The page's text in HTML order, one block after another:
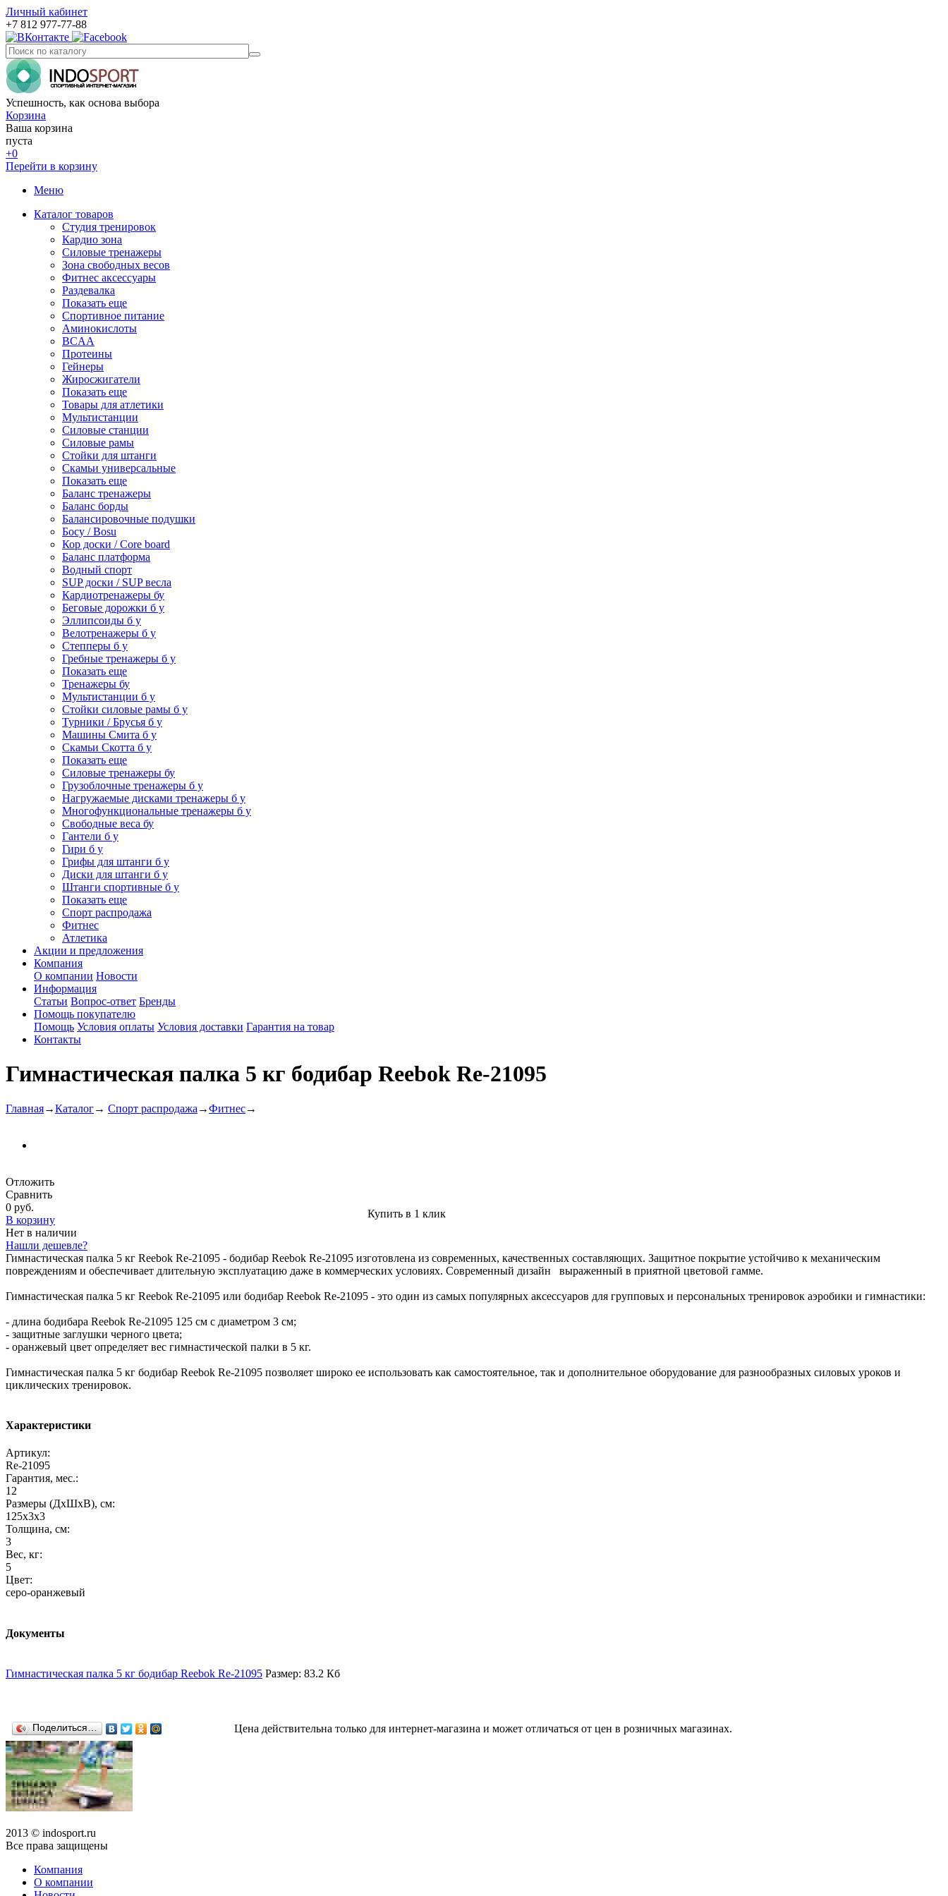
Личный кабинет
+7 812 977-77-88
Успешность, как основа выбора
Корзина
Ваша корзина
пуста
+0
Перейти в корзину
Меню
Каталог товаров
Студия тренировок
Кардио зона
Силовые тренажеры
Зона свободных весов
Фитнес аксессуары
Раздевалка
Показать еще
Спортивное питание
Аминокислоты
BCAA
Протеины
Гейнеры
Жиросжигатели
Показать еще
Товары для атлетики
Мультистанции
Силовые станции
Силовые рамы
Стойки для штанги
Скамьи универсальные
Показать еще
Баланс тренажеры
Баланс борды
Балансировочные подушки
Босу / Bosu
Кор доски / Core board
Баланс платформа
Водный спорт
SUP доски / SUP весла
Кардиотренажеры бу
Беговые дорожки б у
Эллипсоиды б у
Велотренажеры б у
Степперы б у
Гребные тренажеры б у
Показать еще
Тренажеры бу
Мультистанции б у
Стойки силовые рамы б у
Турники / Брусья б у
Машины Смита б у
Скамьи Скотта б у
Показать еще
Силовые тренажеры бу
Грузоблочные тренажеры б у
Нагружаемые дисками тренажеры б у
Многофункциональные тренажеры б у
Свободные веса бу
Гантели б у
Гири б у
Грифы для штанги б у
Диски для штанги б у
Штанги спортивные б у
Показать еще
Спорт распродажа
Фитнес
Атлетика
Акции и предложения
Компания
О компании Новости
Информация
Статьи Вопрос-ответ Бренды
Помощь покупателю
Помощь Условия оплаты Условия доставки Гарантия на товар
Контакты
Гимнастическая палка 5 кг бодибар Reebok Re-21095
Главная→Каталог→ Спорт распродажа →Фитнес→
Отложить
Сравнить
0 руб.
В корзину
Купить в 1 клик
Нет в наличии
Нашли дешевле?
Гимнастическая палка 5 кг Reebok Re-21095 - бодибар Reebok Re-21095 изготовлена из современных, качественных составляющих. Защитное покрытие устойчиво к механическим
повреждениям и обеспечивает длительную эксплуатацию даже в коммерческих условиях. Современный дизайн выраженный в приятной цветовой гамме.
Гимнастическая палка 5 кг Reebok Re-21095 или бодибар Reebok Re-21095 - это один из самых популярных аксессуаров для групповых и персональных тренировок аэробики и гимнастики:
- длина бодибара Reebok Re-21095 125 см с диаметром 3 см;
- защитные заглушки черного цвета;
- оранжевый цвет определяет вес гимнастической палки в 5 кг.
Гимнастическая палка 5 кг бодибар Reebok Re-21095 позволяет широко ее использовать как самостоятельное, так и дополнительное оборудование для разнообразных силовых уроков и
циклических тренировок.
Характеристики
Артикул:
Re-21095
Гарантия, мес.:
12
Размеры (ДхШхВ), см:
125х3х3
Толщина, см:
3
Вес, кг:
5
Цвет:
серо-оранжевый
Документы
Гимнастическая палка 5 кг бодибар Reebok Re-21095 Размер: 83.2 Кб
Поделиться… Цена действительна только для интернет-магазина и может отличаться от цен в розничных магазинах.
2013 © indosport.ru
Все права защищены
Компания
О компании